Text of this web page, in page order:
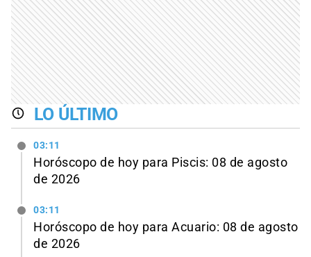
LO ÚLTIMO
03:11
Horóscopo de hoy para Piscis: 08 de agosto
de 2026
03:11
Horóscopo de hoy para Acuario: 08 de agosto
de 2026